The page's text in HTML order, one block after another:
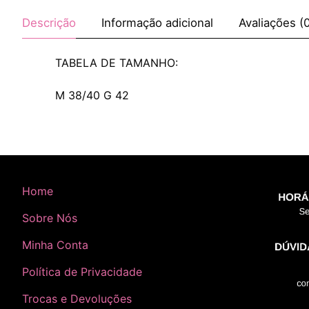
Descrição Informação adicional Avaliações
TABELA DE TAMANHO:
M 38/40 G 42
Home
Sobre Nós
Minha Conta
Política de Privacidade
Trocas e Devoluções